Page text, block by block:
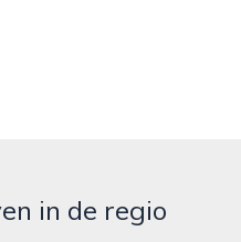
in de regio